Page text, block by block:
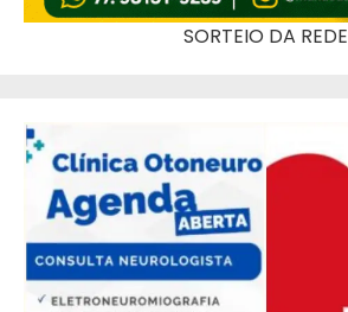
SORTEIO DA REDE